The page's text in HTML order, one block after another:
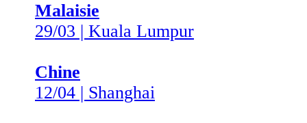
Malaisie
29/03 | Kuala Lumpur
Chine
12/04 | Shanghai